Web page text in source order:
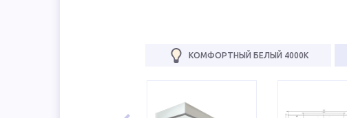
КОМФОРТНЫЙ БЕЛЫЙ 4000К